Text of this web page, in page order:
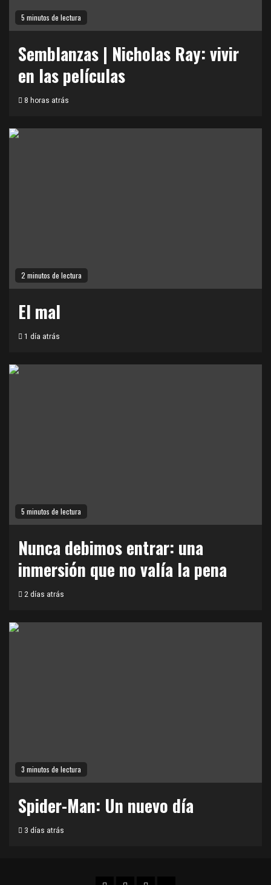
5 minutos de lectura
Semblanzas | Nicholas Ray: vivir
en las películas
8 horas atrás
2 minutos de lectura
El mal
1 día atrás
5 minutos de lectura
Nunca debimos entrar: una
inmersión que no valía la pena
2 días atrás
3 minutos de lectura
Spider-Man: Un nuevo día
3 días atrás